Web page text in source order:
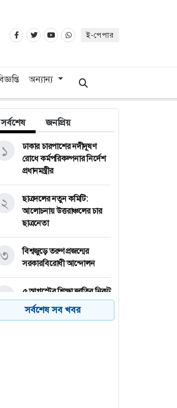
ই-পেপার
অন্যান্য
সর্বশেষ জনপ্রিয়
ঢাকার চারপাশের নদীদূষণ
রোধে কর্মপরিকল্পনার নির্দেশ
প্রধানমন্ত্রীর
১
ছাত্রদলের নতুন কমিটি:
আলোচনায় উত্তরাঞ্চলের চার
ছাত্রনেতা
২
বিশ্বজুড়ে তরুণ প্রজন্মের
সরকারবিরোধী আন্দোলন
৩
৫ আগস্টের শিক্ষা জাতির নিকট
অনুসরণীয়
৪
সর্বশেষ সব খবর